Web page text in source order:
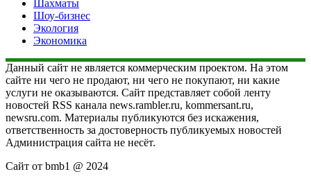
Шахматы
Шоу-бизнес
Экология
Экономика
Данный сайт не является коммерческим проектом. На этом
сайте ни чего не продают, ни чего не покупают, ни какие
услуги не оказываются. Сайт представляет собой ленту
новостей RSS канала news.rambler.ru, kommersant.ru,
newsru.com. Материалы публикуются без искажения,
ответственность за достоверность публикуемых новостей
Администрация сайта не несёт.
Сайт от bmb1 @ 2024